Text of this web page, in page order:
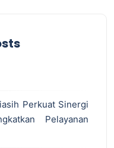
Perkuat Sinergi
Pelayanan